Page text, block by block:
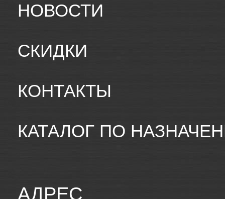
НОВОСТИ
СКИДКИ
КОНТАКТЫ
КАТАЛОГ ПО
АДРЕС